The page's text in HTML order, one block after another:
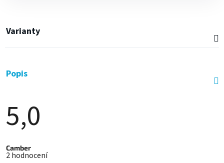
Varianty
Popis
5,0
hodnocení
produktu
2 hodnocení
Camber